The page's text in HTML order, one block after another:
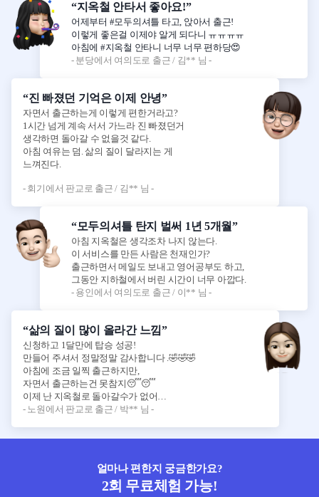
“지옥철 안타서 좋아요!”
어제부터 #모두의셔틀 타고, 앉아서 출근!
이렇게 좋은걸 이제야 알게 되다니 ㅠㅠㅠㅠ
아침에 #지옥철 안타니 너무 너무 편하당😍
- 분당에서 여의도로 출근 / 김** 님 -
“진 빠졌던 기억은 이제 안녕”
자면서 출근하는게 이렇게 편한거라고?
1시간 넘게 계속 서서 가느라 진 빠졌던거
생각하면 돌아갈 수 없을것 같다.
아침 여유는 덤. 삶의 질이 달라지는 게
느껴진다.
- 회기에서 판교로 출근 / 김** 님 -
“모두의셔틀 탄지 벌써 1년 5개월”
아침 지옥철은 생각조차 나지 않는다.
이 서비스를 만든 사람은 천재인가?
출근하면서 메일도 보내고 영어공부도 하고,
그동안 지하철에서 버린 시간이 너무 아깝다.
- 용인에서 여의도로 출근 / 이** 님 -
“삶의 질이 많이 올라간 느낌”
신청하고 1달만에 탑승 성공!
만들어 주셔서 정말정말 감사합니다 .🤣🤣🤣
아침에 조금 일찍 출근하지만,
자면서 출근하는건 못참지😴😴
이제 난 지옥철로 돌아갈수가 없어…
- 노원에서 판교로 출근 / 박** 님 -
얼마나 편한지 궁금한가요?
2회 무료체험 가능!